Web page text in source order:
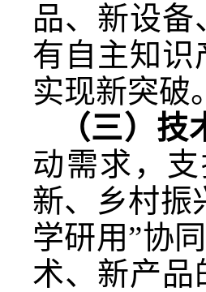
品、新设
有自主知识
实现新突破。
（三）
动需求，
新、乡村振
学研用”协
术、新产品